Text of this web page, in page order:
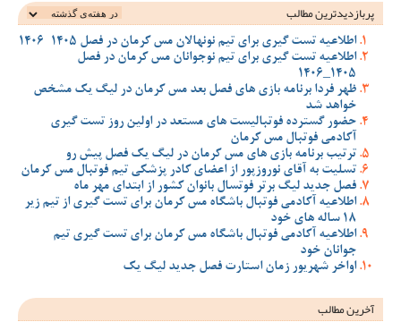
پربازدیدترین‌ مطالب
اطلاعیه تست گیری برای تیم نونهالان مس کرمان در فصل 1405-1406
اطلاعیه تست گیری برای تیم نوجوانان مس کرمان در فصل
1405_1406
ظهر فردا برنامه بازی های فصل بعد مس کرمان در لیگ یک مشخص
خواهد شد
حضور گسترده فوتبالیست های مستعد در اولین روز تست گیری
آکادمی فوتبال مس کرمان
ترتیب برنامه بازی های مس کرمان در لیگ یک فصل پیش رو
تسلیت به آقای نوروزپور از اعضای کادر پزشکی تیم فوتبال مس کرمان
فصل جدید لیگ برتر فوتسال بانوان کشور از ابتدای مهر ماه
اطلاعیه آکادمی فوتبال باشگاه مس کرمان برای تست گیری از تیم زیر
18 ساله های خود
اطلاعیه آکادمی فوتبال باشگاه مس کرمان برای تست گیری تیم
جوانان خود
اواخر شهریور زمان استارت فصل جدید لیگ یک
آخرین مطالب